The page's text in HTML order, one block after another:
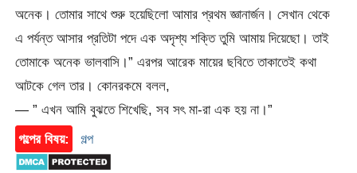
অনেক। তোমার সাথে শুরু হয়েছিলো আমার প্রথম জ্ঞানার্জন। সেখান থেকে
এ পর্যন্ত আসার প্রতিটা পদে এক অদৃশ্য শক্তি তুমি আমায় দিয়েছো। তাই
তোমাকে অনেক ভালবাসি।” এরপর আরেক মায়ের ছবিতে তাকাতেই কথা
আটকে গেল তার। কোনরকমে বলল,
— ” এখন আমি বুঝতে শিখেছি, সব সৎ মা-রা এক হয় না।”
গল্পের বিষয়:
গল্প